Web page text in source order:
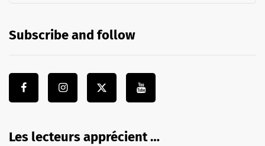
Subscribe and follow
Les lecteurs apprécient …